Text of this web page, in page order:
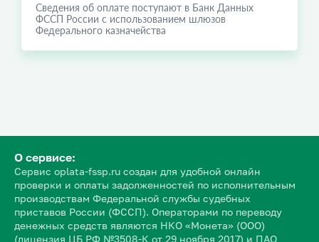
Сведения об оплате поступают в Банк Данных
ФССП России с использованием шлюзов
Федерального казначейства
О сервисе:
Сервис oplata-fssp.ru создан для удобной онлайн
проверки и оплаты задолженностей по исполнительным
производствам Федеральной службы судебных
приставов России (ФССП). Операторами по переводу
денежных средств являются НКО «Монета» (ООО)
(лицензия ЦБ РФ №3508-К от 29 ноября 2017) и ПАО